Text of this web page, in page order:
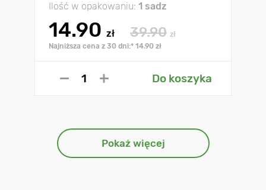
Ilość w opakowaniu: 1 sadz
14.90 zł 39.90 zł
Najniższa cena z 30 dni:* 14.90 zł
Do koszyka
Pokaż więcej